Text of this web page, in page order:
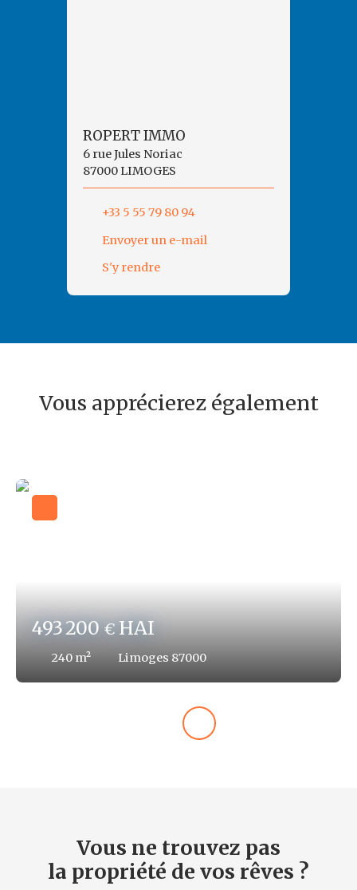
ROPERT IMMO
6 rue Jules Noriac
87000 LIMOGES
+33 5 55 79 80 94
Envoyer un e-mail
S'y rendre
Vous apprécierez également
493 200€HAI
240 m² Limoges 87000
Vous ne trouvez pas
la propriété de vos rêves ?